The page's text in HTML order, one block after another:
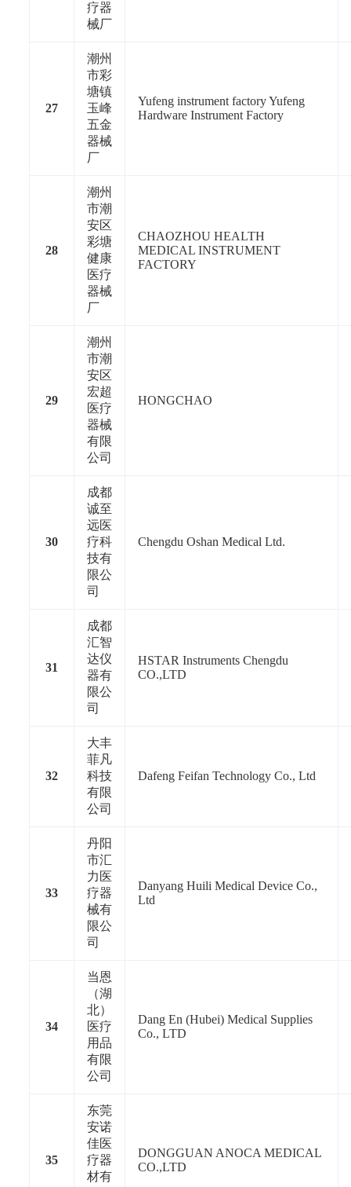
疗器
械厂
27
潮州
市彩
塘镇
玉峰
五金
器械
厂
Yufeng instrument factory Yufeng
Hardware Instrument Factory
28
潮州
市潮
安区
彩塘
健康
医疗
器械
厂
CHAOZHOU HEALTH
MEDICAL INSTRUMENT
FACTORY
29
潮州
市潮
安区
宏超
医疗
器械
有限
公司
HONGCHAO
30
成都
诚至
远医
疗科
技有
限公
司
Chengdu Oshan Medical Ltd.
31
成都
汇智
达仪
器有
限公
司
HSTAR Instruments Chengdu
CO.,LTD
32
大丰
菲凡
科技
有限
公司
Dafeng Feifan Technology Co., Ltd
33
丹阳
市汇
力医
疗器
械有
限公
司
Danyang Huili Medical Device Co.,
Ltd
34
当恩
（湖
北）
医疗
用品
有限
公司
Dang En (Hubei) Medical Supplies
Co., LTD
35
东莞
安诺
佳医
疗器
材有
DONGGUAN ANOCA MEDICAL
CO.,LTD